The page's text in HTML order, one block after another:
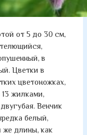
от 5 до 30 см,
в
Цветки в
цветоножках,
жилками,
Венчик
белый,
же длины, как